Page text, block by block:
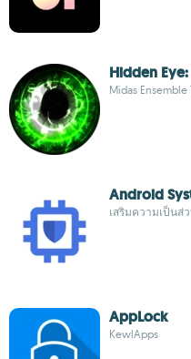
Hidden
Midas
Android
เสริมความเป็น
AppLock
KewlApps